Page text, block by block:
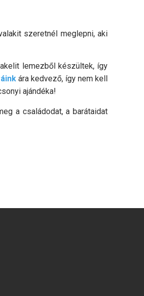
szeretnél meglepni, aki
lemezből készültek, így
ára kedvező, így nem kell
ajándéka!
a családodat, a barátaidat